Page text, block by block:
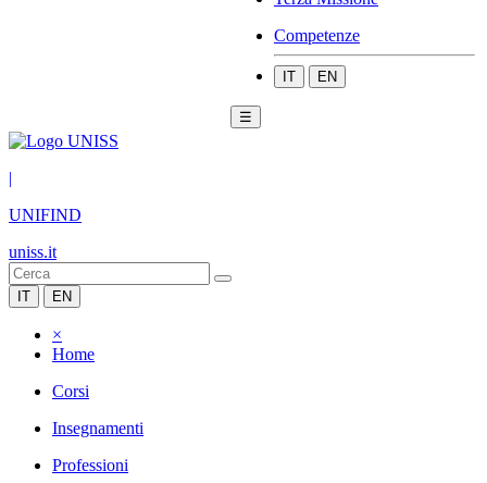
Competenze
IT EN
☰
|
UNIFIND
uniss.it
IT EN
×
Home
Corsi
Insegnamenti
Professioni